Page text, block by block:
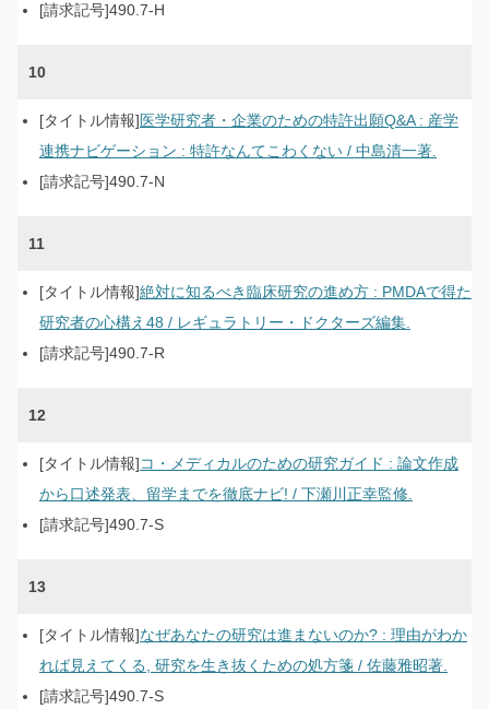
490.7-H
10
医学研究者・企業のための特許出願Q&A : 産学
連携ナビゲーション : 特許なんてこわくない / 中島清一著.
490.7-N
11
絶対に知るべき臨床研究の進め方 : PMDAで得た
研究者の心構え48 / レギュラトリー・ドクターズ編集.
490.7-R
12
コ・メディカルのための研究ガイド : 論文作成
から口述発表、留学までを徹底ナビ! / 下瀬川正幸監修.
490.7-S
13
なぜあなたの研究は進まないのか? : 理由がわか
れば見えてくる, 研究を生き抜くための処方箋 / 佐藤雅昭著.
490.7-S